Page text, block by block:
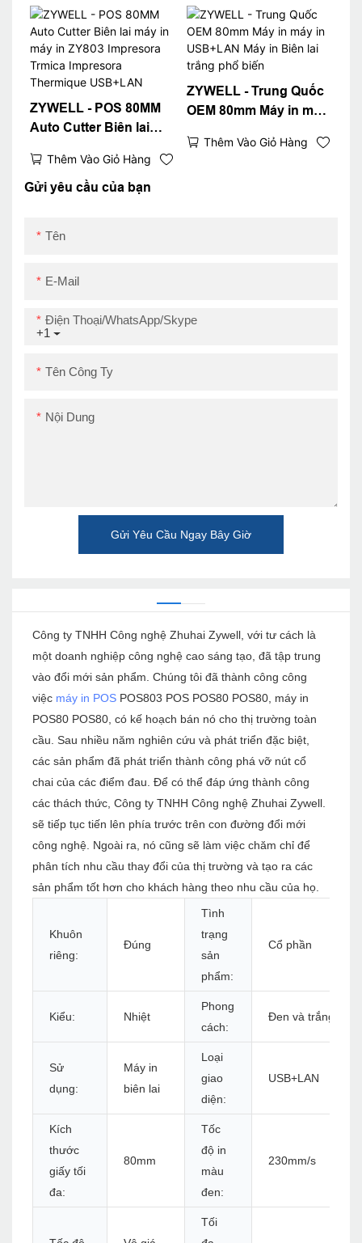
Máy in POSS Usb+LAN
ZYWELL - POS 80MM
Auto Cutter Biên lai
Impresora Trmica
Impresora Thermique
Thêm Vào Giỏ Hàng
ZYWELL - Trung Quốc
OEM 80mm Máy in máy
Biên lai trắng phổ biến
Thêm Vào Giỏ Hàng
Gửi yêu cầu của bạn
Tên
E-Mail
+1
Điện Thoại/WhatsApp/Skype
Tên Công Ty
Nội Dung
Gửi Yêu Cầu Ngay Bây Giờ
Công ty TNHH Công nghệ Zhuhai Zywell, với tư cách là
một doanh nghiệp công nghệ cao sáng tạo, đã tập trung
vào đổi mới sản phẩm. Chúng tôi đã thành công công
việc máy in POS POS803 POS POS80 POS80, máy in
POS80 POS80, có kế hoạch bán nó cho thị trường toàn
cầu. Sau nhiều năm nghiên cứu và phát triển đặc biệt,
các sản phẩm đã phát triển thành công phá vỡ nút cổ
chai của các điểm đau. Để có thể đáp ứng thành công
các thách thức, Công ty TNHH Công nghệ Zhuhai Zywell.
sẽ tiếp tục tiến lên phía trước trên con đường đổi mới
công nghệ. Ngoài ra, nó cũng sẽ làm việc chăm chỉ để
phân tích nhu cầu thay đổi của thị trường và tạo ra các
sản phẩm tốt hơn cho khách hàng theo nhu cầu của họ.
Khuôn
riêng:
Đúng
Tình
trạng
sản
phẩm:
Cổ phần
Kiểu: Nhiệt
Phong
cách:
Đen và trắng
Sử
dụng:
Máy in
biên lai
Loại
giao
diện:
USB+LAN
Kích
thước
giấy tối
đa:
80mm
Tốc
độ in
màu
đen:
230mm/s
Tối